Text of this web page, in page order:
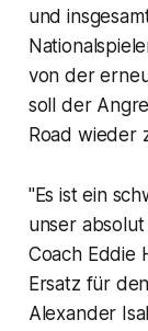
und
von der
soll der
Road wieder
"Es ist ein
unser
Coach Eddie
Ersatz für
Alexander